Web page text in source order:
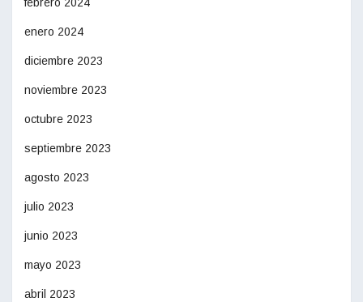
enero 2024
diciembre 2023
noviembre 2023
octubre 2023
septiembre 2023
agosto 2023
julio 2023
junio 2023
mayo 2023
abril 2023